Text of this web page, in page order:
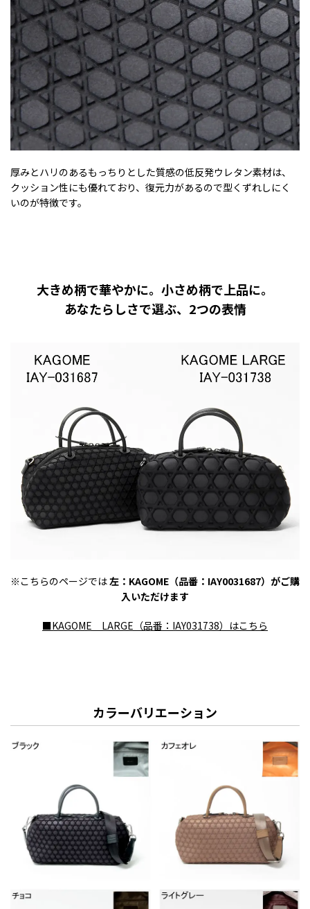
厚みとハリのあるもっちりとした質感の低反発ウレタン素材は、
クッション性にも優れており、復元力があるので型くずれしにく
いのが特徴です。
大きめ柄で華やかに。小さめ柄で上品に。
あなたらしさで選ぶ、2つの表情
※こちらのページでは左：KAGOME（品番：IAY0031687）がご購
入いただけます
■KAGOME LARGE（品番：IAY031738）はこちら
カラーバリエーション